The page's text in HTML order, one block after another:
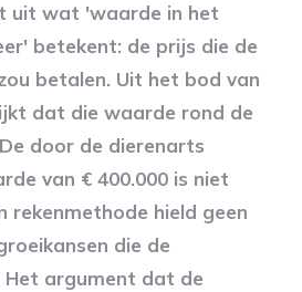
uit wat 'waarde in het
betekent: de prijs die de
betalen. Uit het bod van
dat die waarde rond de
door de dierenarts
van € 400.000 is niet
rekenmethode hield geen
die de
Het argument dat de